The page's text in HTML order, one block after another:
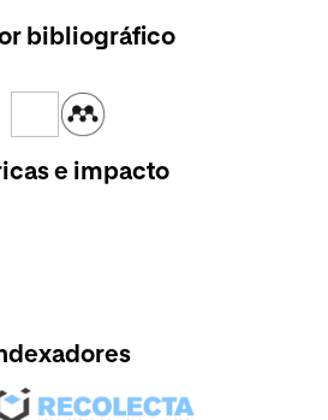
bibliográfico
e impacto